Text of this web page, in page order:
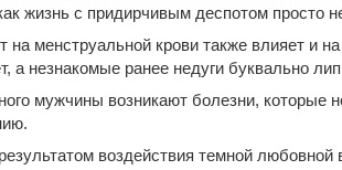
жизнь с придирчивым деспотом просто
на менструальной крови также влияет и
а незнакомые ранее недуги буквально
мужчины возникают болезни, которые
воздействия темной